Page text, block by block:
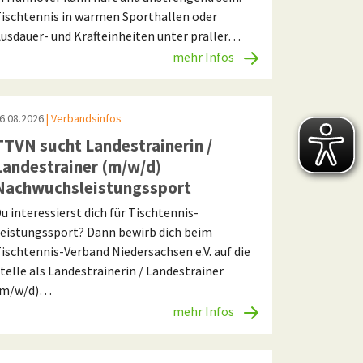
in warmen Sporthallen oder
und Krafteinheiten unter praller…
mehr Infos
| Verbandsinfos
sucht Landestrainerin /
(m/w/d)
interessierst dich für Tischtennis-
Dann bewirb dich beim
Verband Niedersachsen e.V. auf die
als Landestrainerin / Landestrainer
w/d)…
mehr Infos